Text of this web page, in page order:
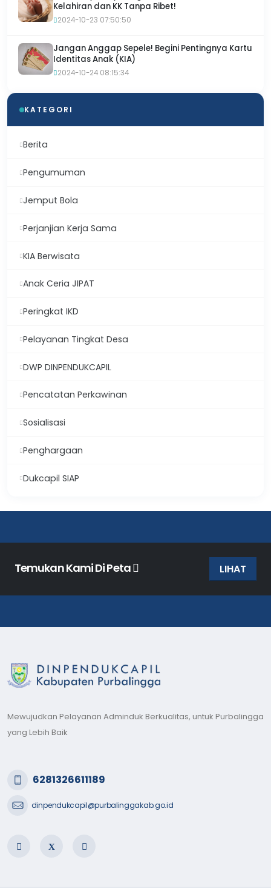
Kelahiran dan KK Tanpa Ribet!
2024-10-23 07:50:50
Jangan Anggap Sepele! Begini Pentingnya Kartu
Identitas Anak (KIA)
2024-10-24 08:15:34
KATEGORI
Berita
Pengumuman
Jemput Bola
Perjanjian Kerja Sama
KIA Berwisata
Anak Ceria JIPAT
Peringkat IKD
Pelayanan Tingkat Desa
DWP DINPENDUKCAPIL
Pencatatan Perkawinan
Sosialisasi
Penghargaan
Dukcapil SIAP
Temukan Kami Di Peta LIHAT
Mewujudkan Pelayanan Adminduk Berkualitas, untuk Purbalingga
yang Lebih Baik
6281326611189
dinpendukcapil@purbalinggakab.go.id